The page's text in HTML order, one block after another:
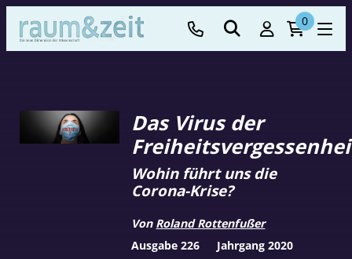
0
Das Virus der
Wohin führt uns die
Corona-Krise?
Von Roland Rottenfußer
Ausgabe 226 Jahrgang 2020